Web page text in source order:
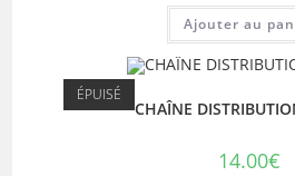
Ajouter au
ÉPUISÉ
CHAÎNE
14.00€